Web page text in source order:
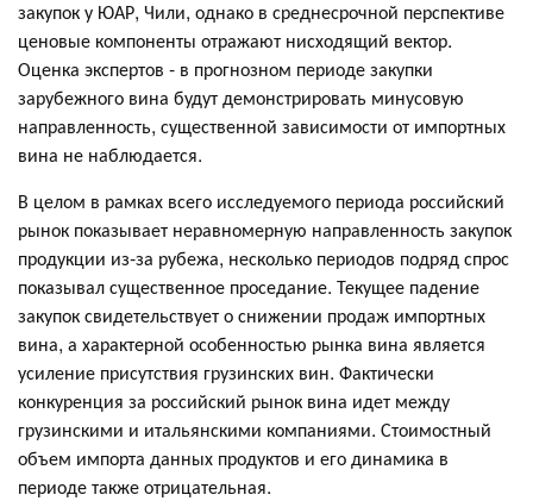
закупок у ЮАР, Чили, однако в среднесрочной перспективе
ценовые компоненты отражают нисходящий вектор.
Оценка экспертов - в прогнозном периоде закупки
зарубежного вина будут демонстрировать минусовую
направленность, существенной зависимости от импортных
вина не наблюдается.
В целом в рамках всего исследуемого периода российский
рынок показывает неравномерную направленность закупок
продукции из-за рубежа, несколько периодов подряд спрос
показывал существенное проседание. Текущее падение
закупок свидетельствует о снижении продаж импортных
вина, а характерной особенностью рынка вина является
усиление присутствия грузинских вин. Фактически
конкуренция за российский рынок вина идет между
грузинскими и итальянскими компаниями. Стоимостный
объем импорта данных продуктов и его динамика в
периоде также отрицательная.